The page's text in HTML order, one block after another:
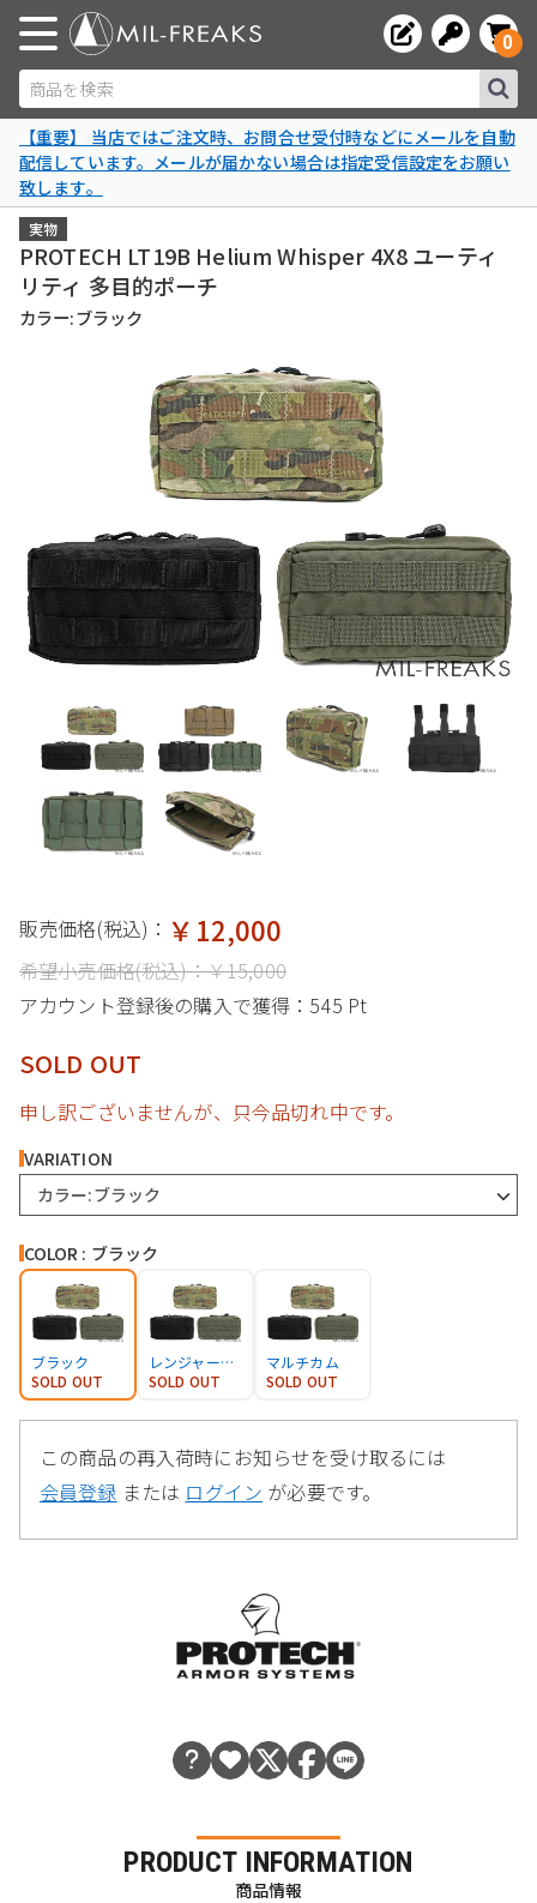
商品を検索
0
【重要】 当店ではご注文時、お問合せ受付時などにメールを自動
配信しています。メールが届かない場合は指定受信設定をお願い
致します。
実物
PROTECH LT19B Helium Whisper 4X8 ユーティ
リティ 多目的ポーチ
カラー:ブラック
販売価格(税込)： ￥12,000
希望小売価格(税込)：￥15,000
アカウント登録後の購入で獲得： 545 Pt
SOLD OUT
申し訳ございませんが、只今品切れ中です。
VARIATION
カラー:ブラック
COLOR : ブラック
ブラック
SOLD OUT
レンジャーグリーン
SOLD OUT
マルチカム
SOLD OUT
この商品の再入荷時にお知らせを受け取るには
会員登録 または ログイン が必要です。
PRODUCT INFORMATION
商品情報